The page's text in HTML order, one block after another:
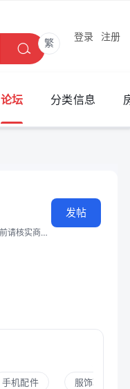
繁
登录 注册
论坛 分类信息
发布本地闲置物品买卖与交换信息，交易前请核实商品和身份。 📖 必读：
发帖
手机配件 服饰鞋帽